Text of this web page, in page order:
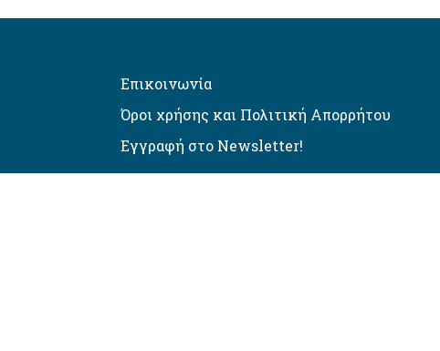
Επικοινωνία
Όροι χρήσης και Πολιτική Απορρήτου
Εγγραφή στο Newsletter!